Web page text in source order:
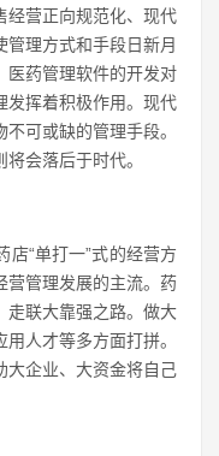
经营正向规范化、现代
管理方式和手段日新月
医药管理软件的开发对
发挥着积极作用。现代
可或缺的管理手段。
会落后于时代。
“单打一”式的经营方
营管理发展的主流。药
走联大靠强之路。做大
人才等多方面打拼。
大企业、大资金将自己